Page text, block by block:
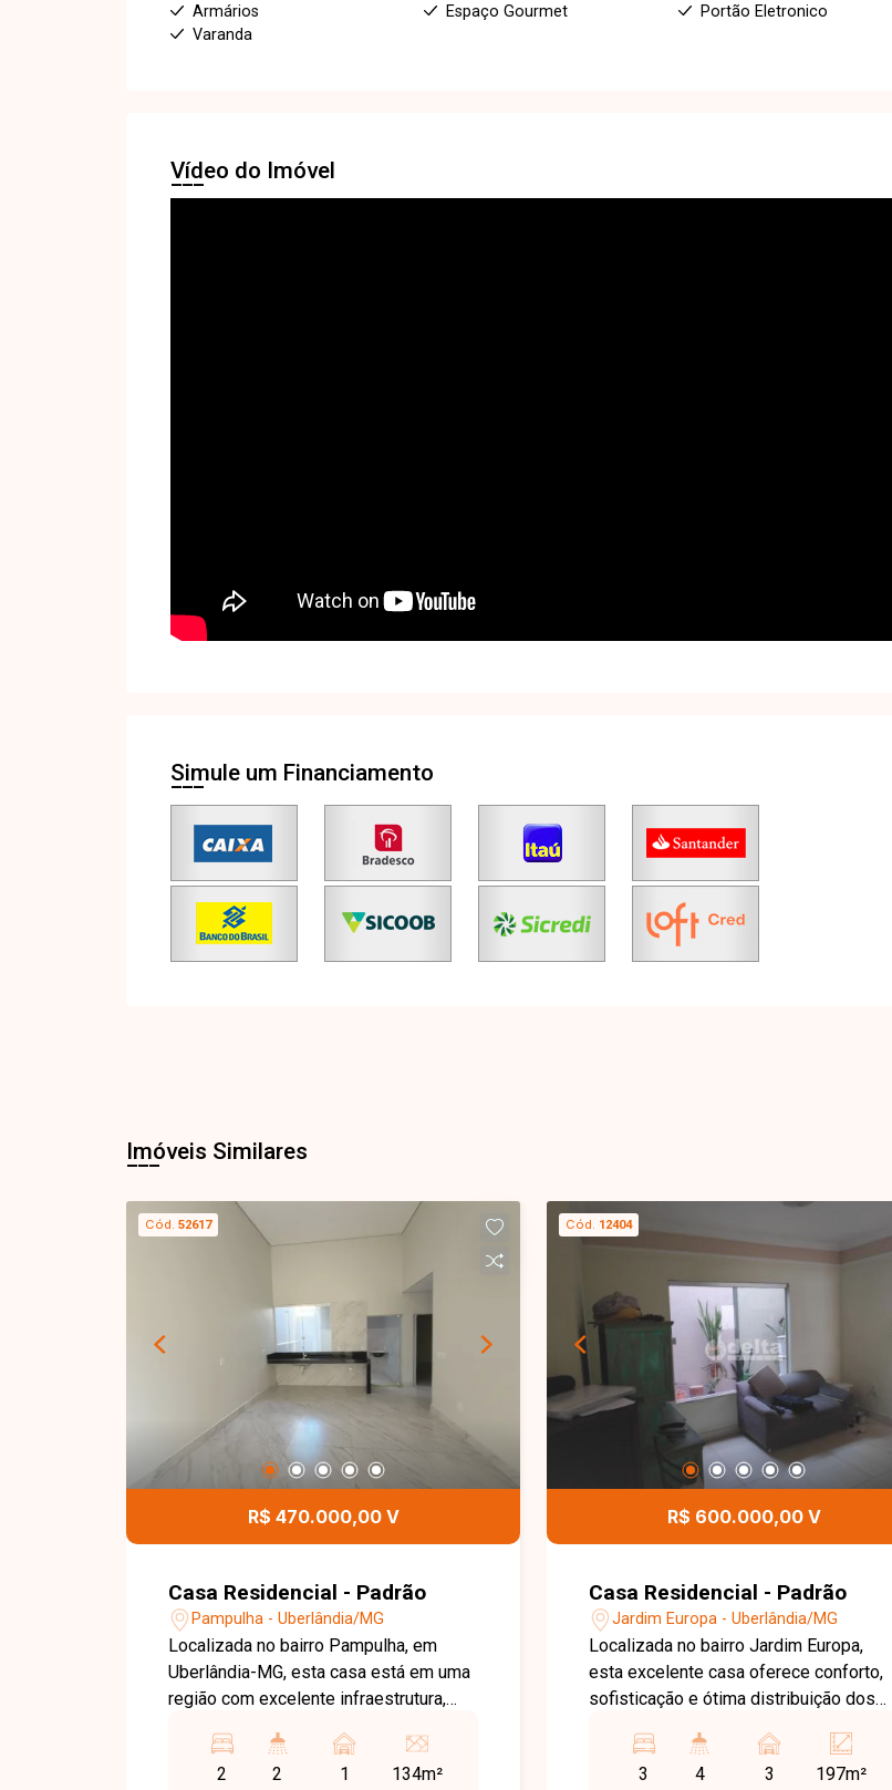
Armários Espaço Gourmet
Portão Eletronico
Varanda
Vídeo do Imóvel
Simule um Financiamento
Imóveis Similares
Cód. 52617
R$ 470.000,00 V
Casa Residencial - Padrão
Pampulha - Uberlândia/MG
Localizada no bairro Pampulha, em
Uberlândia-MG, esta casa está em uma
região com excelente infraestrutura,
cidade e próxima a supermercados,
escolas, farmácias, comércios e
2
2
1
134m²
Cód. 12404
R$ 600.000,00 V
Casa Residencial - Padrão
Jardim Europa - Uberlândia/MG
Localizada no bairro Jardim Europa,
esta excelente casa oferece conforto,
sofisticação e ótima distribuição dos
valorizada de Uberlândia. O bairro conta
com fácil acesso a comércios, serviços
3
4
3
197m²